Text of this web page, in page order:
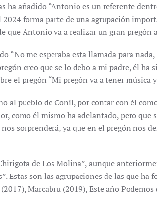
ha añadido “Antonio es un referente
forma parte de una agrupación
que Antonio va a realizar un gran pregón
me esperaba esta llamada para
creo que se lo debo a mi padre, él
el pregón “Mi pregón va a tener música
al pueblo de Conil, por contar con él
como él mismo ha adelantado, pero que
sorprenderá, ya que en el pregón nos
de Los Molina”, aunque
Estas son las agrupaciones de las que
Marcabru (2019), Este año